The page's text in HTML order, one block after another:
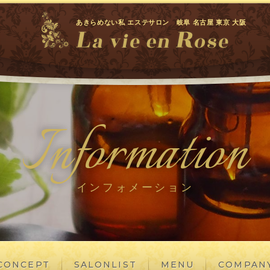
あきらめない私 エステサロン 岐阜 名古屋 東京 大阪
Information
インフォメーション
SALONLIST MENU